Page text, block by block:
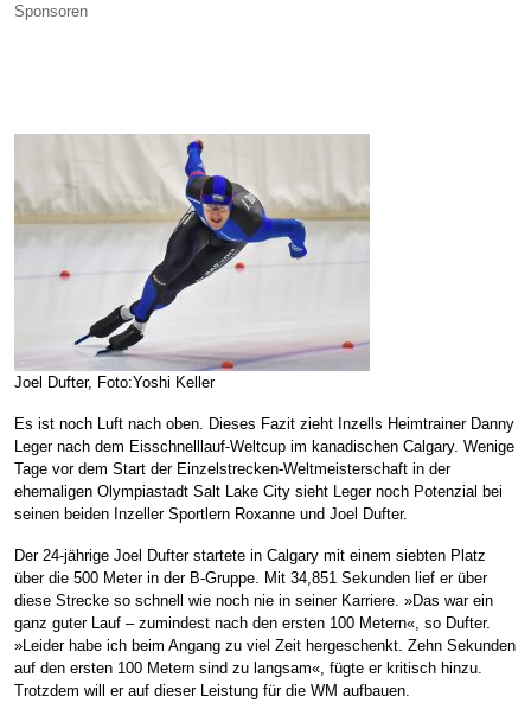
Sponsoren
Joel Dufter, Foto:Yoshi Keller
Es ist noch Luft nach oben. Dieses Fazit zieht Inzells Heimtrainer Danny
Leger nach dem Eisschnelllauf-Weltcup im kanadischen Calgary. Wenige
Tage vor dem Start der Einzelstrecken-Weltmeisterschaft in der
ehemaligen Olympiastadt Salt Lake City sieht Leger noch Potenzial bei
seinen beiden Inzeller Sportlern Roxanne und Joel Dufter.
Der 24-jährige Joel Dufter startete in Calgary mit einem siebten Platz
über die 500 Meter in der B-Gruppe. Mit 34,851 Sekunden lief er über
diese Strecke so schnell wie noch nie in seiner Karriere. »Das war ein
ganz guter Lauf – zumindest nach den ersten 100 Metern«, so Dufter.
»Leider habe ich beim Angang zu viel Zeit hergeschenkt. Zehn Sekunden
auf den ersten 100 Metern sind zu langsam«, fügte er kritisch hinzu.
Trotzdem will er auf dieser Leistung für die WM aufbauen.